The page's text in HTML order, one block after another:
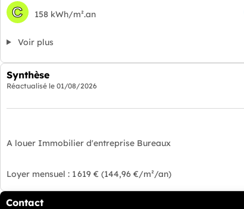
C 158 kWh/m².an
Voir plus
Synthèse
Réactualisé le 01/08/2026
A louer Immobilier d'entreprise Bureaux
Loyer mensuel : 1 619 € (144,96 €/m²/an)
Contact